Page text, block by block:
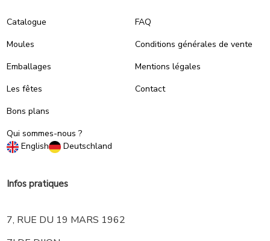
Catalogue
Moules
Emballages
Les fêtes
Bons plans
Qui sommes-nous ?
English
Deutschland
FAQ
Conditions générales de vente
Mentions légales
Contact
Infos pratiques
7, RUE DU 19 MARS 1962